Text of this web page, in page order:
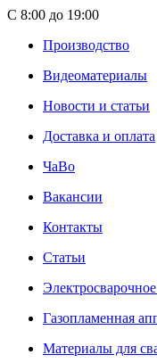
С 8:00 до 19:00
Производство
Видеоматериалы
Новости и статьи
Доставка и оплата
ЧаВо
Вакансии
Контакты
Статьи
Газопламенная
Материалы для